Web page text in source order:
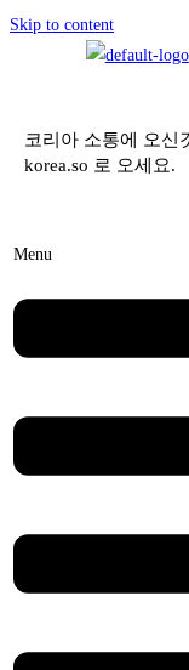
Skip to content
코리아 소통에 오신
korea.so 로 오세요.
Menu